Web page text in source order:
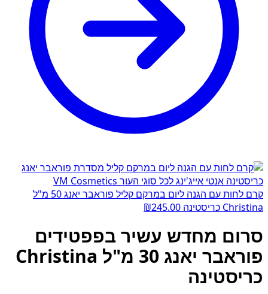
קרם לחות עם הגנה ליום במרקם קליל פוראבר יאנג 50 מ"ל
Christina כריסטינה
₪245.00
סרום מחדש עשיר בפפטידים
פוראבר יאנג 30 מ"ל Christina
כריסטינה